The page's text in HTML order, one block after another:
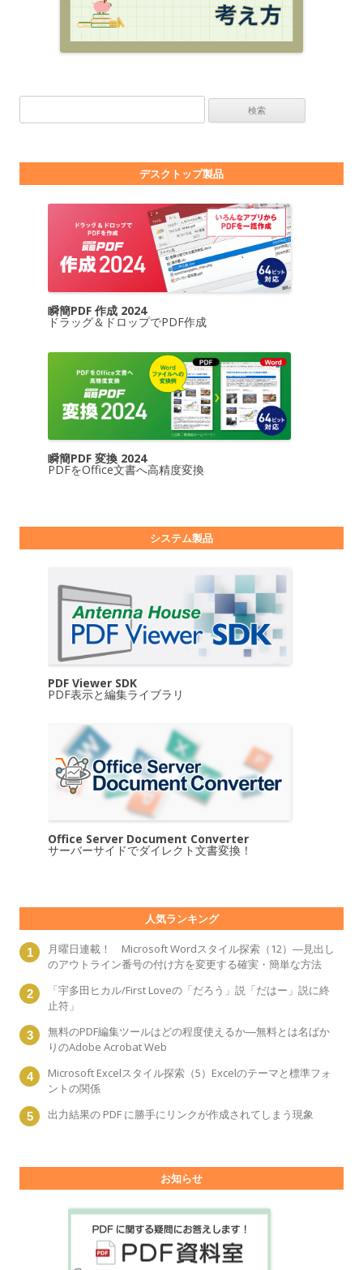
デスクトップ製品
瞬簡PDF 作成 2024
ドラッグ＆ドロップでPDF作成
瞬簡PDF 変換 2024
PDFをOffice文書へ高精度変換
システム製品
PDF Viewer SDK
PDF表示と編集ライブラリ
Office Server Document Converter
サーバーサイドでダイレクト文書変換！
人気ランキング
月曜日連載！ Microsoft Wordスタイル探索（12）―見出し
のアウトライン番号の付け方を変更する確実・簡単な方法
「宇多田ヒカル/First Loveの「だろう」説「だはー」説に終
止符」
無料のPDF編集ツールはどの程度使えるか―無料とは名ばか
りのAdobe Acrobat Web
Microsoft Excelスタイル探索（5）Excelのテーマと標準フォ
ントの関係
出力結果の PDF に勝手にリンクが作成されてしまう現象
お知らせ